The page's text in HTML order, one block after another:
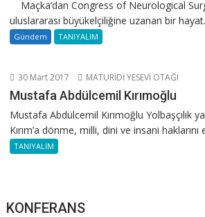
Maçka’dan Congress of Neurological
uluslararası büyükelçiliğine uzanan bir hayat.
Gündem TANIYALIM
30 Mart 2017 MATURİDİ YESEVİ OTAĞI
Mustafa Abdülcemil Kırımoğlu
Mustafa Abdülcemil Kırımoğlu Yolbaşçılık
Kırım’a dönme, milli, dini ve insani haklarını
TANIYALIM
KONFERANS